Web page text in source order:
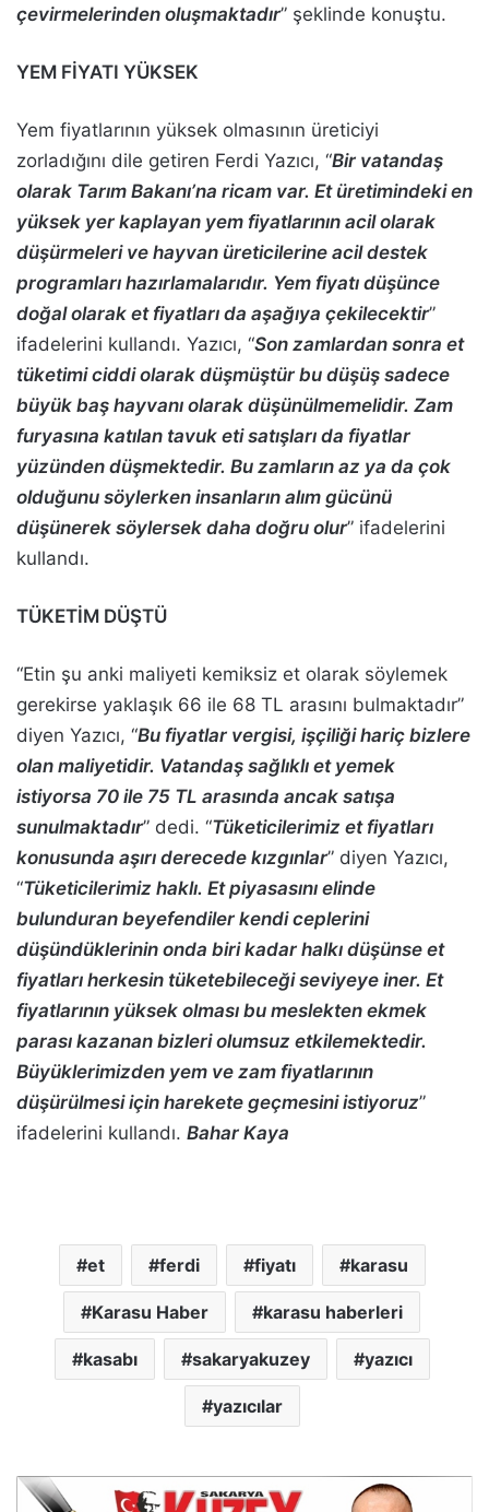
çevirmelerinden oluşmaktadır” şeklinde konuştu.
YEM FİYATI YÜKSEK
Yem fiyatlarının yüksek olmasının üreticiyi
zorladığını dile getiren Ferdi Yazıcı, “Bir vatandaş
olarak Tarım Bakanı’na ricam var. Et üretimindeki en
yüksek yer kaplayan yem fiyatlarının acil olarak
düşürmeleri ve hayvan üreticilerine acil destek
programları hazırlamalarıdır. Yem fiyatı düşünce
doğal olarak et fiyatları da aşağıya çekilecektir”
ifadelerini kullandı. Yazıcı, “Son zamlardan sonra et
tüketimi ciddi olarak düşmüştür bu düşüş sadece
büyük baş hayvanı olarak düşünülmemelidir. Zam
furyasına katılan tavuk eti satışları da fiyatlar
yüzünden düşmektedir. Bu zamların az ya da çok
olduğunu söylerken insanların alım gücünü
düşünerek söylersek daha doğru olur” ifadelerini
kullandı.
TÜKETİM DÜŞTÜ
“Etin şu anki maliyeti kemiksiz et olarak söylemek
gerekirse yaklaşık 66 ile 68 TL arasını bulmaktadır”
diyen Yazıcı, “Bu fiyatlar vergisi, işçiliği hariç bizlere
olan maliyetidir. Vatandaş sağlıklı et yemek
istiyorsa 70 ile 75 TL arasında ancak satışa
sunulmaktadır” dedi. “Tüketicilerimiz et fiyatları
konusunda aşırı derecede kızgınlar” diyen Yazıcı,
“Tüketicilerimiz haklı. Et piyasasını elinde
bulunduran beyefendiler kendi ceplerini
düşündüklerinin onda biri kadar halkı düşünse et
fiyatları herkesin tüketebileceği seviyeye iner. Et
fiyatlarının yüksek olması bu meslekten ekmek
parası kazanan bizleri olumsuz etkilemektedir.
Büyüklerimizden yem ve zam fiyatlarının
düşürülmesi için harekete geçmesini istiyoruz”
ifadelerini kullandı. Bahar Kaya
et ferdi fiyatı karasu
Karasu Haber karasu haberleri
kasabı sakaryakuzey yazıcı
yazıcılar
U